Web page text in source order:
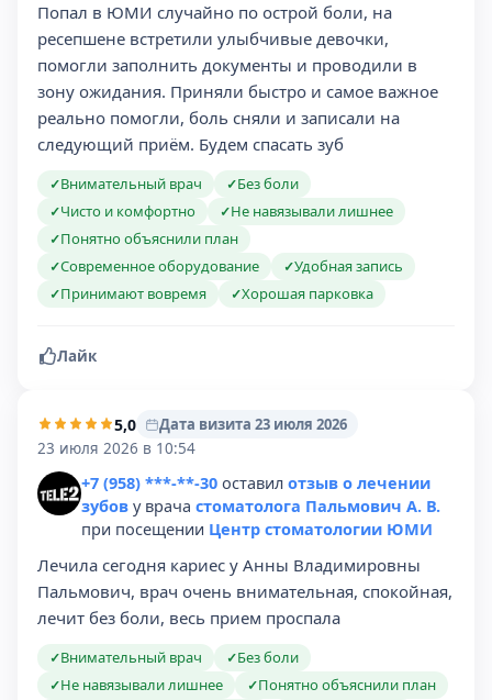
Попал в ЮМИ случайно по острой боли, на
ресепшене встретили улыбчивые девочки,
помогли заполнить документы и проводили в
зону ожидания. Приняли быстро и самое важное
реально помогли, боль сняли и записали на
следующий приём. Будем спасать зуб
✓Внимательный врач ✓Без боли
✓Чисто и комфортно ✓Не навязывали лишнее
✓Понятно объяснили план
✓Современное оборудование ✓Удобная запись
✓Принимают вовремя ✓Хорошая парковка
Лайк
5,0
Дата визита 23 июля 2026
23 июля 2026 в 10:54
+7 (958) ***-**-30 оставил отзыв о лечении
зубов у врача стоматолога Пальмович А. В.
при посещении Центр стоматологии ЮМИ
Лечила сегодня кариес у Анны Владимировны
Пальмович, врач очень внимательная, спокойная,
лечит без боли, весь прием проспала
✓Внимательный врач ✓Без боли
✓Не навязывали лишнее ✓Понятно объяснили план